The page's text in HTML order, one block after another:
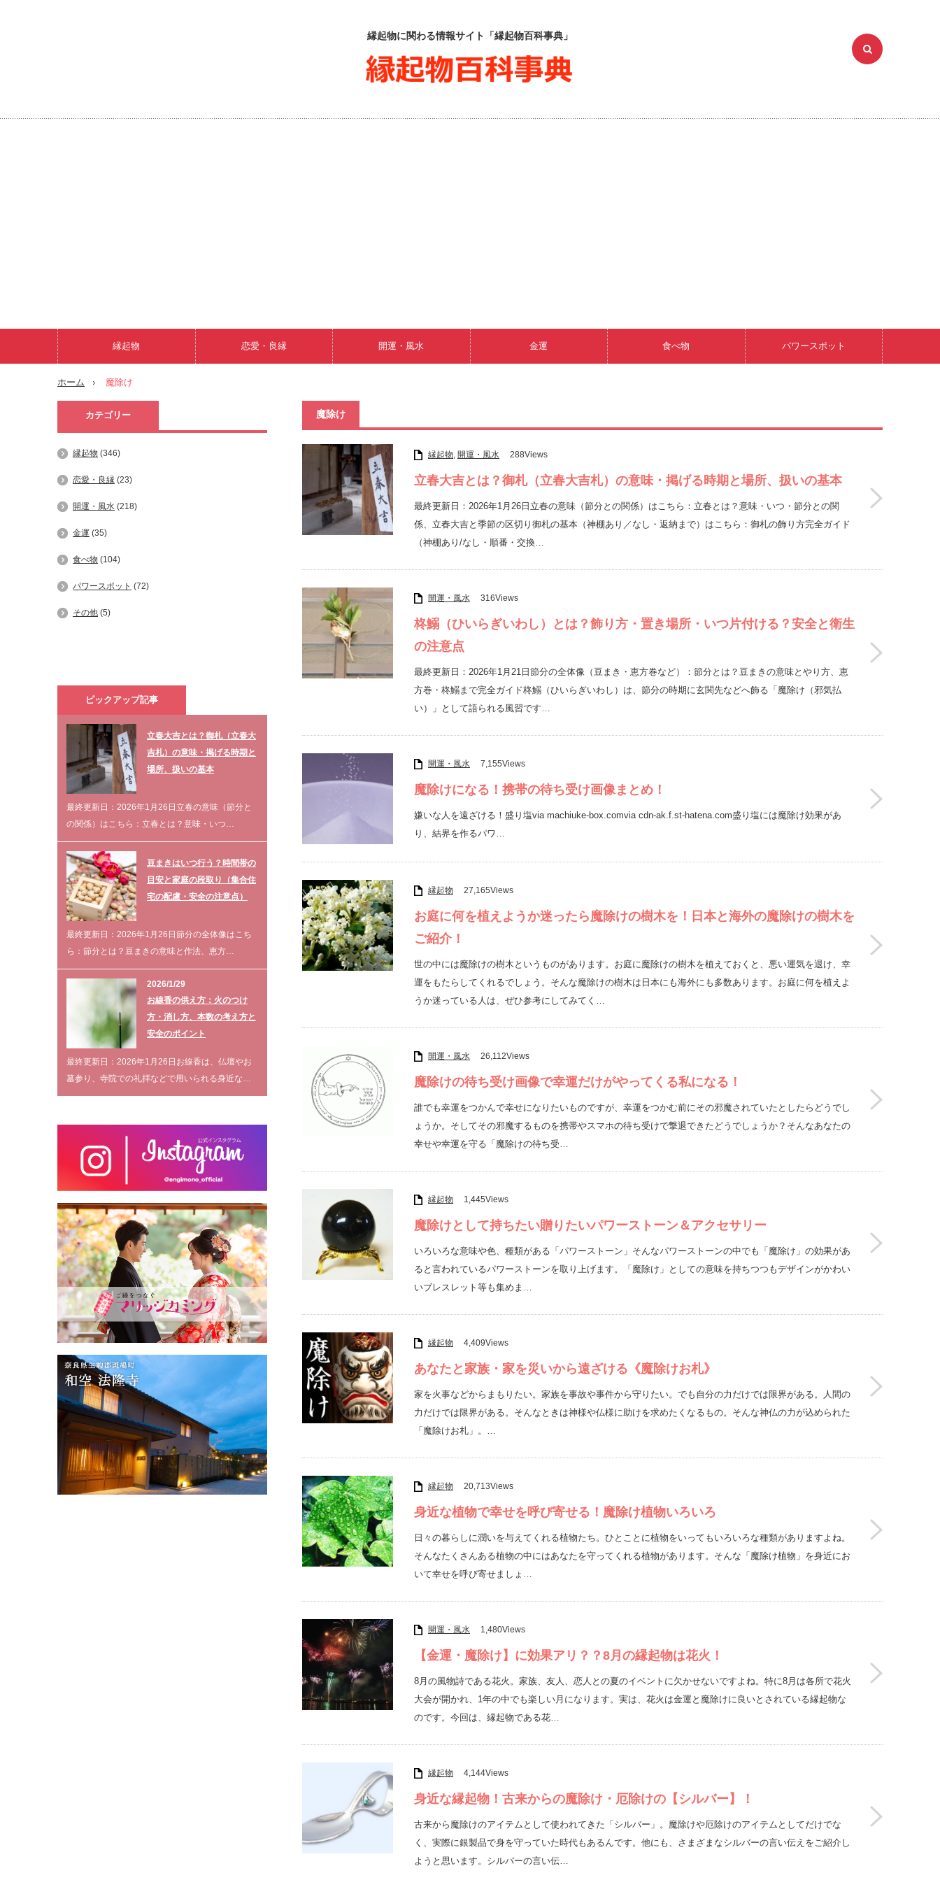
縁起物に関わる情報サイト「縁起物百科事典」
縁起物 恋愛・良縁 開運・風水 金運 食べ物 パワースポット
ホーム 魔除け
魔除け
縁起物, 開運・風水 288Views
立春大吉とは？御札（立春大吉札）の意味・掲げる時期と場所、扱いの基本
最終更新日：2026年1月26日立春の意味（節分との関係）はこちら：立春とは？意味・いつ・節分との関
係、立春大吉と季節の区切り御札の基本（神棚あり／なし・返納まで）はこちら：御札の飾り方完全ガイド
（神棚あり/なし・順番・交換…
開運・風水 316Views
柊鰯（ひいらぎいわし）とは？飾り方・置き場所・いつ片付ける？安全と衛生
の注意点
最終更新日：2026年1月21日節分の全体像（豆まき・恵方巻など）：節分とは？豆まきの意味とやり方、恵
方巻・柊鰯まで完全ガイド柊鰯（ひいらぎいわし）は、節分の時期に玄関先などへ飾る「魔除け（邪気払
い）」として語られる風習です…
開運・風水 7,155Views
魔除けになる！携帯の待ち受け画像まとめ！
嫌いな人を遠ざける！盛り塩via machiuke-box.comvia cdn-ak.f.st-hatena.com盛り塩には魔除け効果があ
り、結界を作るパワ…
縁起物 27,165Views
お庭に何を植えようか迷ったら魔除けの樹木を！日本と海外の魔除けの樹木を
ご紹介！
世の中には魔除けの樹木というものがあります。お庭に魔除けの樹木を植えておくと、悪い運気を退け、幸
運をもたらしてくれるでしょう。そんな魔除けの樹木は日本にも海外にも多数あります。お庭に何を植えよ
うか迷っている人は、ぜひ参考にしてみてく…
開運・風水 26,112Views
魔除けの待ち受け画像で幸運だけがやってくる私になる！
誰でも幸運をつかんで幸せになりたいものですが、幸運をつかむ前にその邪魔されていたとしたらどうでし
ょうか。そしてその邪魔するものを携帯やスマホの待ち受けで撃退できたどうでしょうか？そんなあなたの
幸せや幸運を守る「魔除けの待ち受…
縁起物 1,445Views
魔除けとして持ちたい贈りたいパワーストーン＆アクセサリー
いろいろな意味や色、種類がある「パワーストーン」そんなパワーストーンの中でも「魔除け」の効果があ
ると言われているパワーストーンを取り上げます。「魔除け」としての意味を持ちつつもデザインがかわい
いブレスレット等も集めま…
縁起物 4,409Views
あなたと家族・家を災いから遠ざける《魔除けお札》
家を火事などからまもりたい。家族を事故や事件から守りたい。でも自分の力だけでは限界がある。人間の
力だけでは限界がある。そんなときは神様や仏様に助けを求めたくなるもの。そんな神仏の力が込められた
「魔除けお札」。…
縁起物 20,713Views
身近な植物で幸せを呼び寄せる！魔除け植物いろいろ
日々の暮らしに潤いを与えてくれる植物たち。ひとことに植物をいってもいろいろな種類がありますよね。
そんなたくさんある植物の中にはあなたを守ってくれる植物があります。そんな「魔除け植物」を身近にお
いて幸せを呼び寄せましょ…
開運・風水 1,480Views
【金運・魔除け】に効果アリ？？8月の縁起物は花火！
8月の風物詩である花火。家族、友人、恋人との夏のイベントに欠かせないですよね。特に8月は各所で花火
大会が開かれ、1年の中でも楽しい月になります。実は、花火は金運と魔除けに良いとされている縁起物な
のです。今回は、縁起物である花…
縁起物 4,144Views
身近な縁起物！古来からの魔除け・厄除けの【シルバー】！
古来から魔除けのアイテムとして使われてきた「シルバー」。魔除けや厄除けのアイテムとしてだけでな
く、実際に銀製品で身を守っていた時代もあるんです。他にも、さまざまなシルバーの言い伝えをご紹介し
ようと思います。シルバーの言い伝…
カテゴリー
縁起物 (346)
恋愛・良縁 (23)
開運・風水 (218)
金運 (35)
食べ物 (104)
パワースポット (72)
その他 (5)
ピックアップ記事
立春大吉とは？御札（立春大
吉札）の意味・掲げる時期と
場所、扱いの基本
最終更新日：2026年1月26日立春の意味（節分と
の関係）はこちら：立春とは？意味・いつ…
豆まきはいつ行う？時間帯の
目安と家庭の段取り（集合住
宅の配慮・安全の注意点）
最終更新日：2026年1月26日節分の全体像はこち
ら：節分とは？豆まきの意味と作法、恵方…
2026/1/29
お線香の供え方：火のつけ
方・消し方、本数の考え方と
安全のポイント
最終更新日：2026年1月26日お線香は、仏壇やお
墓参り、寺院での礼拝などで用いられる身近な…